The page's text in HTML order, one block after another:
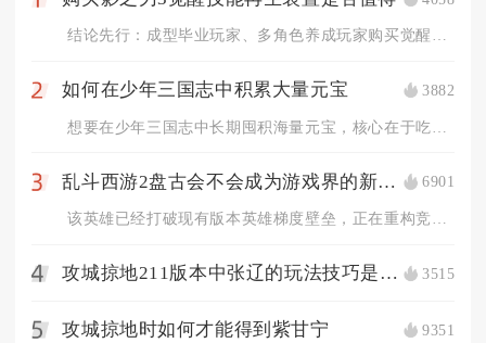
结论先行：成型毕业玩家、多角色养成玩家购买觉醒技能再生装置性...
2 如何在少年三国志中积累大量元宝 3882
3 乱斗西游2盘古会不会成为游戏界的新热门 6901
4 攻城掠地211版本中张辽的玩法技巧是什么 3515
5 攻城掠地时如何才能得到紫甘宁 9351